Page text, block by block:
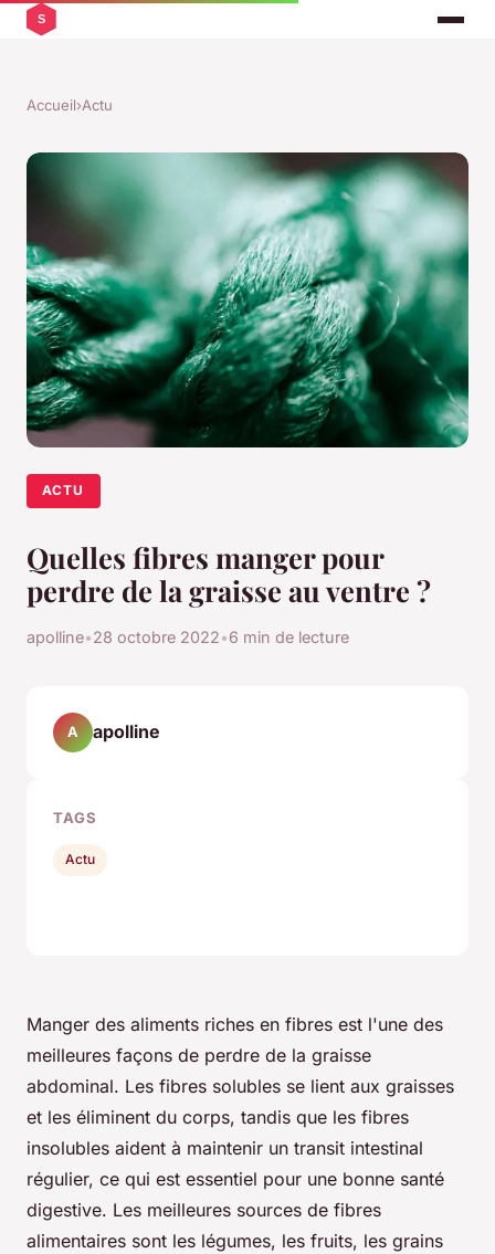
Accueil›Actu
ACTU
Quelles fibres manger pour
perdre de la graisse au ventre ?
apolline•28 octobre 2022•6 min de lecture
Manger des aliments riches en fibres est l'une des
meilleures façons de perdre de la graisse
abdominal. Les fibres solubles se lient aux graisses
et les éliminent du corps, tandis que les fibres
insolubles aident à maintenir un transit intestinal
régulier, ce qui est essentiel pour une bonne santé
digestive. Les meilleures sources de fibres
alimentaires sont les légumes, les fruits, les grains
A apolline
TAGS
Actu